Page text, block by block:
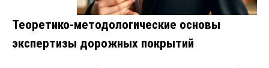
Теоретико-методологические основы
экспертизы дорожных покрытий